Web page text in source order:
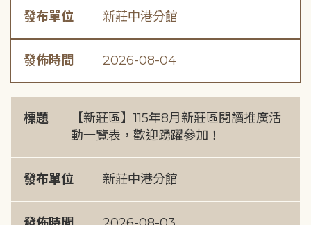
發布單位 新莊中港分館
發佈時間 2026-08-04
標題
【新莊區】115年8月新莊區閱讀推廣活
動一覽表，歡迎踴躍參加！
發布單位 新莊中港分館